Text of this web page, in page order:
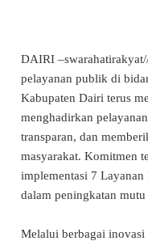
DAIRI
pelayanan publik di
Kabupaten Dairi terus
menghadirkan
transparan, dan
masyarakat. Komitmen
implementasi 7
dalam peningkatan
Melalui berbagai inovasi